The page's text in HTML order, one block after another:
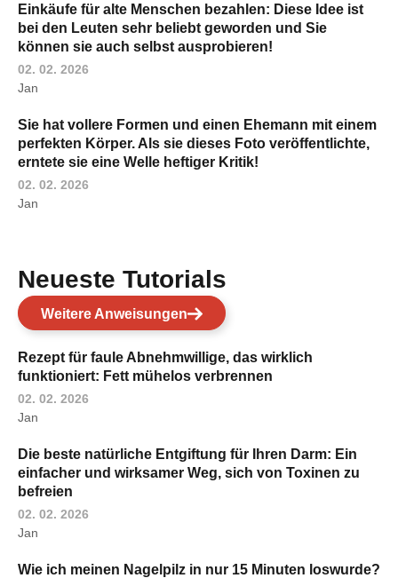
Einkäufe für alte Menschen bezahlen: Diese Idee ist
bei den Leuten sehr beliebt geworden und Sie
können sie auch selbst ausprobieren!
02. 02. 2026
Jan
Sie hat vollere Formen und einen Ehemann mit einem
perfekten Körper. Als sie dieses Foto veröffentlichte,
erntete sie eine Welle heftiger Kritik!
02. 02. 2026
Jan
Neueste Tutorials
Weitere Anweisungen
Rezept für faule Abnehmwillige, das wirklich
funktioniert: Fett mühelos verbrennen
02. 02. 2026
Jan
Die beste natürliche Entgiftung für Ihren Darm: Ein
einfacher und wirksamer Weg, sich von Toxinen zu
befreien
02. 02. 2026
Jan
Wie ich meinen Nagelpilz in nur 15 Minuten loswurde?